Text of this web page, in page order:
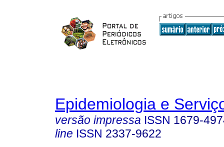
Epidemiologia e
versão impressa ISSN 1679-
line ISSN 2337-9622